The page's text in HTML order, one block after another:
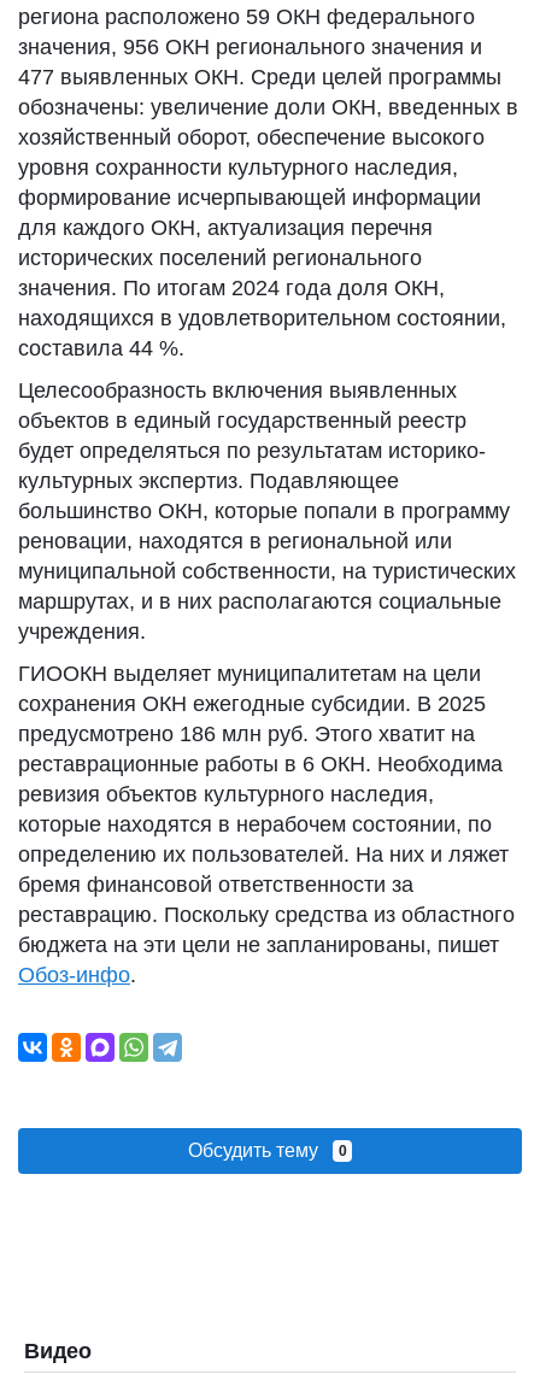
региона расположено 59 ОКН федерального
значения, 956 ОКН регионального значения и
477 выявленных ОКН. Среди целей программы
обозначены: увеличение доли ОКН, введенных в
хозяйственный оборот, обеспечение высокого
уровня сохранности культурного наследия,
формирование исчерпывающей информации
для каждого ОКН, актуализация перечня
исторических поселений регионального
значения. По итогам 2024 года доля ОКН,
находящихся в удовлетворительном состоянии,
составила 44 %.
Целесообразность включения выявленных
объектов в единый государственный реестр
будет определяться по результатам историко-
культурных экспертиз. Подавляющее
большинство ОКН, которые попали в программу
реновации, находятся в региональной или
муниципальной собственности, на туристических
маршрутах, и в них располагаются социальные
учреждения.
ГИООКН выделяет муниципалитетам на цели
сохранения ОКН ежегодные субсидии. В 2025
предусмотрено 186 млн руб. Этого хватит на
реставрационные работы в 6 ОКН. Необходима
ревизия объектов культурного наследия,
которые находятся в нерабочем состоянии, по
определению их пользователей. На них и ляжет
бремя финансовой ответственности за
реставрацию. Поскольку средства из областного
бюджета на эти цели не запланированы, пишет
Обоз-инфо.
Обсудить тему 0
Видео